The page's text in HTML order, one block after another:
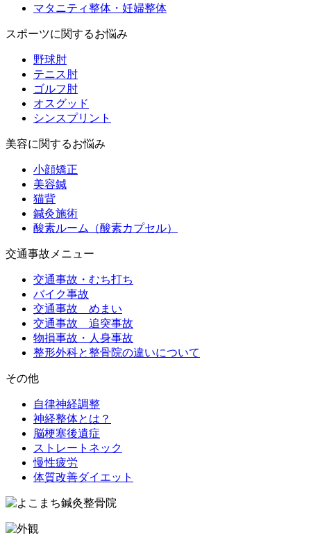
マタニティ整体・妊婦整体
スポーツに関するお悩み
野球肘
テニス肘
ゴルフ肘
オスグッド
シンスプリント
美容に関するお悩み
小顔矯正
美容鍼
猫背
鍼灸施術
酸素ルーム（酸素カプセル）
交通事故メニュー
交通事故・むち打ち
バイク事故
交通事故 めまい
交通事故 追突事故
物損事故・人身事故
整形外科と整骨院の違いについて
その他
自律神経調整
神経整体とは？
脳梗塞後遺症
ストレートネック
慢性疲労
体質改善ダイエット